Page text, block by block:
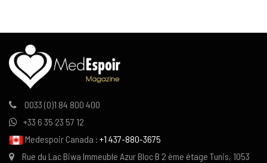
0033 (0)1 84 800 400
+33 6 35 23 57 12
Medespoir Canada : +1 437-880-3675
Rue du Lac Biwa Immeuble Azur Bloc B 2 ème étage Tunis, 1053